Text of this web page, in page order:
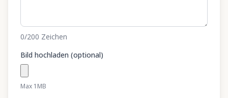
0/200 Zeichen
Bild hochladen (optional)
Max 1MB